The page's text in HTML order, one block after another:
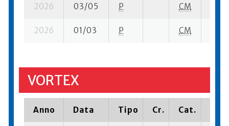
2026 03/05 P CM
2026 01/03 P CM
VORTEX
Anno Data Tipo Cr. Cat.